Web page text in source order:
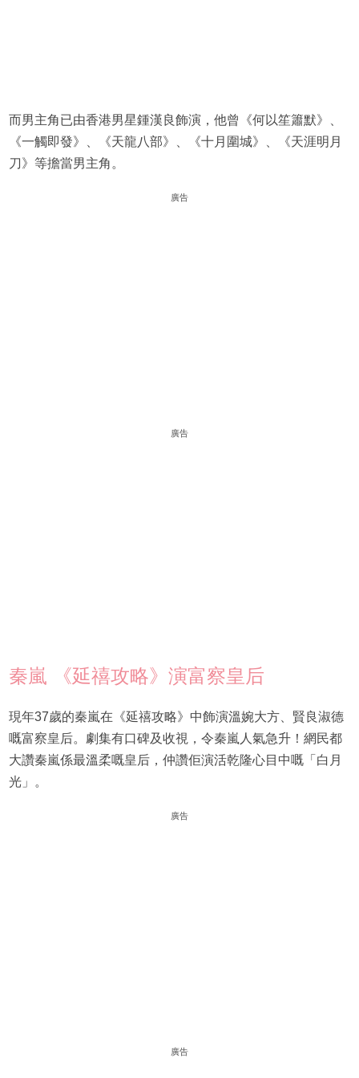
而男主角已由香港男星鍾漢良飾演，他曾《何以笙簫默》、
《一觸即發》、《天龍八部》、《十月圍城》、《天涯明月
刀》等擔當男主角。
廣告
廣告
秦嵐 《延禧攻略》演富察皇后
現年37歲的秦嵐在《延禧攻略》中飾演溫婉大方、賢良淑德
嘅富察皇后。劇集有口碑及收視，令秦嵐人氣急升！網民都
大讚秦嵐係最溫柔嘅皇后，仲讚佢演活乾隆心目中嘅「白月
光」。
廣告
廣告